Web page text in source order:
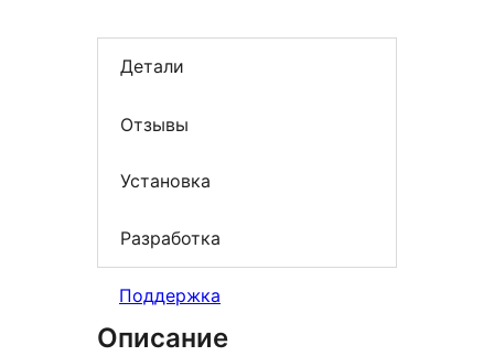
Детали
Отзывы
Установка
Разработка
Поддержка
Описание